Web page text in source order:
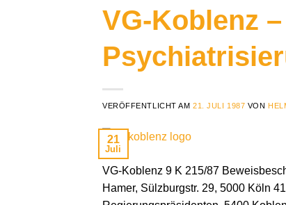
VG-Koblenz
VERÖFFENTLICHT AM21. JULI 1987 VON
21
Juli
VG-Koblenz 9 K 215/87
Hamer, Sülzburgstr. 29, 5000 Köln